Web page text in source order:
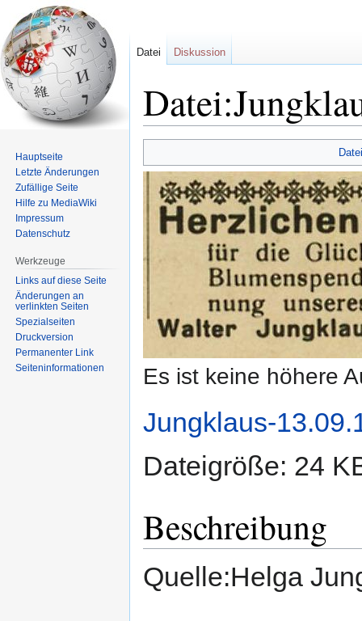
Navigation
springen
Suche
springen
Es ist keine höhere
Jungklaus-
Dateigröße: 24
Beschreibung
Quelle:Helga
Datei Diskussion
Hauptseite
Letzte Änderungen
Zufällige Seite
Hilfe zu MediaWiki
Impressum
Datenschutz
Werkzeuge
Links auf diese Seite
Änderungen an
verlinkten Seiten
Spezialseiten
Druckversion
Permanenter Link
Seiten­informationen